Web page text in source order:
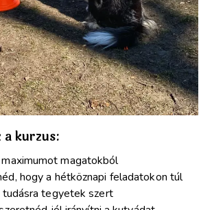
a kurzus:
maximumot magatokból
hogy a hétköznapi feladatokon túl
tegyetek szert